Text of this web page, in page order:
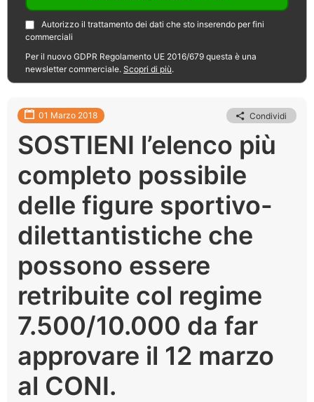
Autorizzo il trattamento dei dati che sto inserendo per fini
commerciali
Per il nuovo GDPR Regolamento UE 2016/679 questa è una
newsletter commerciale. Scopri di più.
01 Marzo 2018 Condividi
SOSTIENI l’elenco più
completo possibile
delle figure sportivo-
dilettantistiche che
possono essere
retribuite col regime
7.500/10.000 da far
approvare il 12 marzo
al CONI.